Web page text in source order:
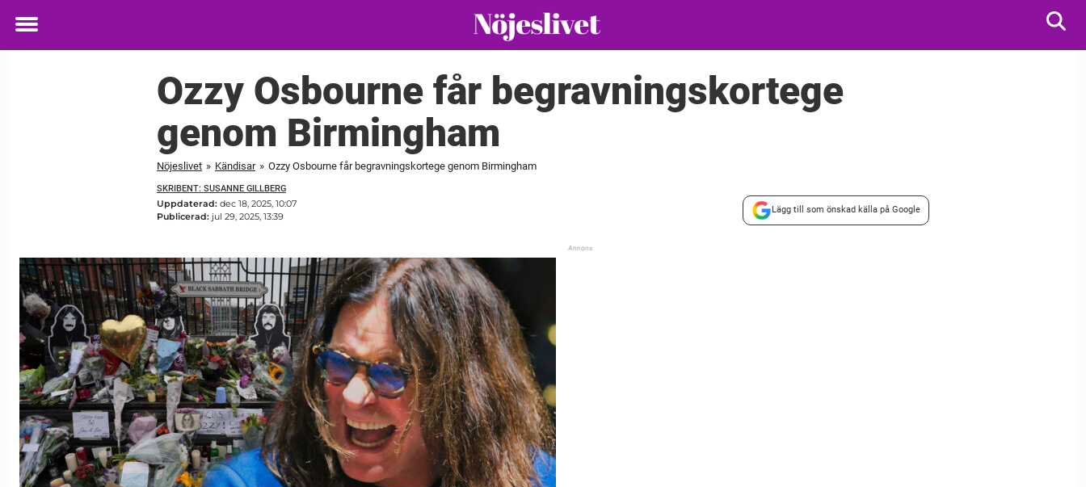
Toggle
Ozzy Osbourne får begravningskortege
genom Birmingham
Nöjeslivet » Kändisar » Ozzy Osbourne får begravningskortege genom Birmingham
SKRIBENT: SUSANNE GILLBERG
Uppdaterad: dec 18, 2025, 10:07
Publicerad: jul 29, 2025, 13:39
Lägg till som önskad källa på Google